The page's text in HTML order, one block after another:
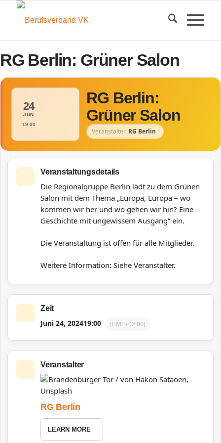
RG Berlin: Grüner Salon
24
JUN
19:00
RG Berlin:
Grüner Salon
Veranstalter RG Berlin
Veranstaltungsdetails
Die Regionalgruppe Berlin lädt zu dem Grünen
Salon mit dem Thema „Europa, Europa – wo
kommen wir her und wo gehen wir hin? Eine
Geschichte mit ungewissem Ausgang“ ein.
Die Veranstaltung ist offen für alle Mitglieder.
Weitere Information: Siehe Veranstalter.
Zeit
Juni 24, 202419:00 (GMT+02:00)
Veranstalter
RG Berlin
LEARN MORE